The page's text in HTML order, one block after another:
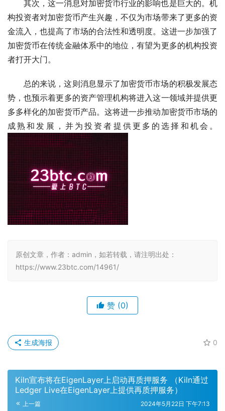
其次，这一消息对加密货币行业的影响也是巨大的。机
构投资者对加密货币产生兴趣，不仅为市场带来了更多的资
金流入，也提高了市场的合法性和透明度。这进一步加强了
加密货币在传统金融体系中的地位，有望为更多的机构投资
者打开大门。
总的来说，这则消息显示了加密货币市场的积极发展态
势，也预示着更多的资产管理机构将进入这一领域并提供更
多多样化的加密货币产品。这将进一步推动加密货币市场的
成熟和发展，并为投资者提供更多的选择和机会。
原创文章，作者：admin，如若转载，请注明出处：
https://www.23btc.com/14961/
赞 (0)
0
生成海报
Kiln宣布将在EigenLayer上启动再质押服务 （Kiln通过
Ledger Live在EigenLayer上提供再质押服务）
上一篇 2024年5月22日 下午7:13